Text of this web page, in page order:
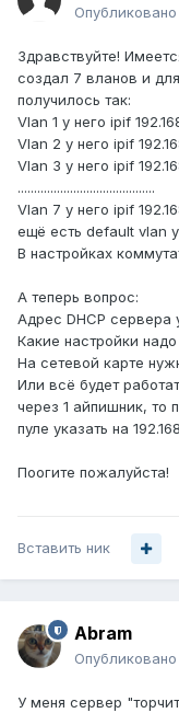
Опубликовано
Здравствуйте!
создал 7 вланов и
получилось так:
Vlan 1 у него ipif
Vlan 2 у него ipif
Vlan 3 у него ipif
..........................................
Vlan 7 у него ipif
ещё есть default vlan
В настройках
А теперь вопрос:
Адрес DHCP сервера
Какие настройки
На сетевой карте
Или всё будет
через 1 айпишник, то
пуле указать на
Поогите пожалуйста!
Вставить ник
Abram
Опубликовано
У меня сервер